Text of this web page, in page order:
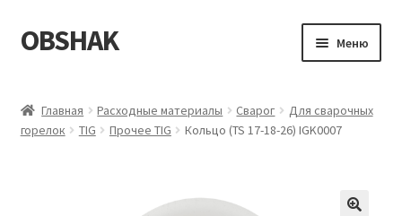
Перейти
к
Перейти
к
OBSHAK Меню
Категории
Главная Расходные материалы Сварог
Для сварочных
горелок
TIG Прочее TIG Кольцо (TS 17-18-26) IGK0007